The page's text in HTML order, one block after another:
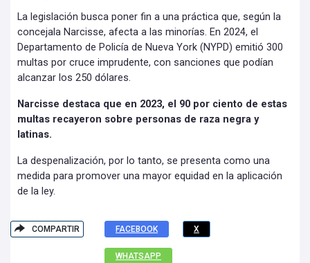
La legislación busca poner fin a una práctica que, según la
concejala Narcisse, afecta a las minorías. En 2024, el
Departamento de Policía de Nueva York (NYPD) emitió 300
multas por cruce imprudente, con sanciones que podían
alcanzar los 250 dólares.
Narcisse destaca que en 2023, el 90 por ciento de estas
multas recayeron sobre personas de raza negra y
latinas.
La despenalización, por lo tanto, se presenta como una
medida para promover una mayor equidad en la aplicación
de la ley.
COMPARTIR FACEBOOK X
WHATSAPP